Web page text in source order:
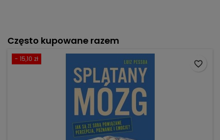
Często kupowane razem
- 15,10 zł
favorite_border